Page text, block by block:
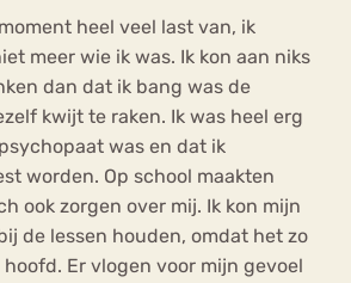
heel veel last van, ik
meer wie ik was. Ik kon aan niks
dan dat ik bang was de
kwijt te raken. Ik was heel erg
was en dat ik
worden. Op school maakten
ook zorgen over mij. Ik kon mijn
de lessen houden, omdat het zo
Er vlogen voor mijn gevoel